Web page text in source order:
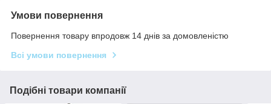
Умови повернення
Повернення товару впродовж 14 днів за домовленістю
Всі умови повернення
Подібні товари компанії